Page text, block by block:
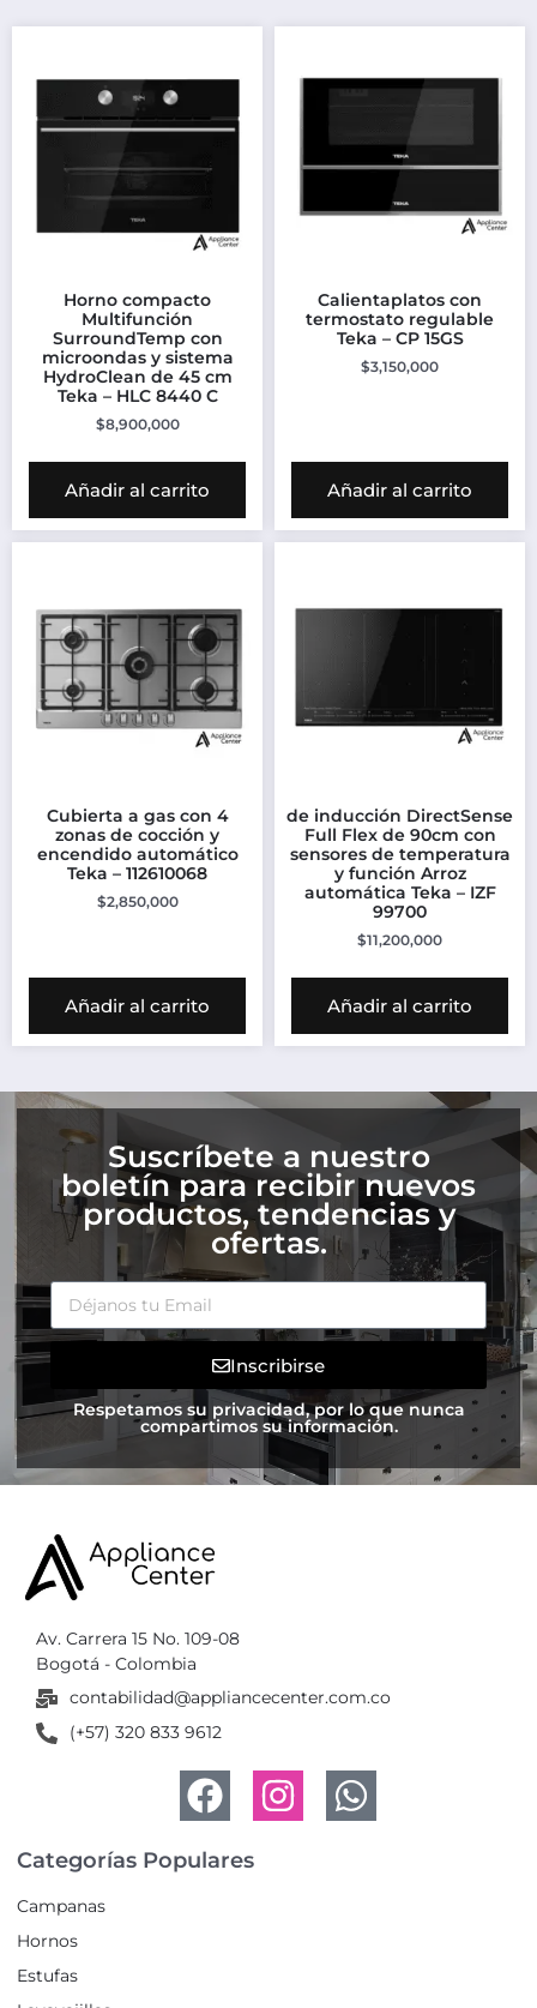
Horno compacto
Multifunción
SurroundTemp con
microondas y sistema
HydroClean de 45 cm
Teka – HLC 8440 C
$8,900,000
Añadir al carrito
Calientaplatos con
termostato regulable
Teka – CP 15GS
$3,150,000
Añadir al carrito
Cubierta a gas con 4
zonas de cocción y
encendido automático
Teka – 112610068
$2,850,000
Añadir al carrito
de inducción DirectSense
Full Flex de 90cm con
sensores de temperatura
y función Arroz
automática Teka – IZF
99700
$11,200,000
Añadir al carrito
Suscríbete a nuestro
boletín para recibir nuevos
productos, tendencias y
ofertas.
Inscribirse
Respetamos su privacidad, por lo que nunca
compartimos su información.
Av. Carrera 15 No. 109-08
Bogotá - Colombia
contabilidad@appliancecenter.com.co
(+57) 320 833 9612
Categorías Populares
Campanas
Hornos
Estufas